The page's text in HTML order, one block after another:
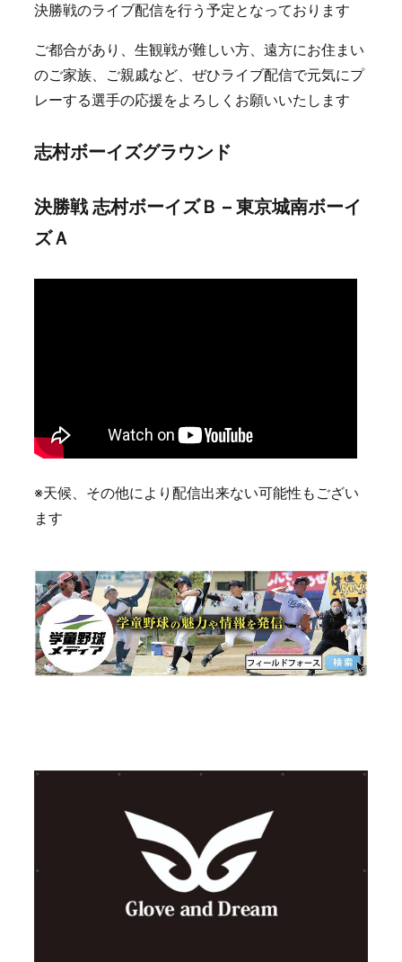
決勝戦のライブ配信を行う予定となっております
ご都合があり、生観戦が難しい方、遠方にお住まい
のご家族、ご親戚など、ぜひライブ配信で元気にプ
レーする選手の応援をよろしくお願いいたします
志村ボーイズグラウンド
決勝戦 志村ボーイズＢ – 東京城南ボーイ
ズＡ
※天候、その他により配信出来ない可能性もござい
ます